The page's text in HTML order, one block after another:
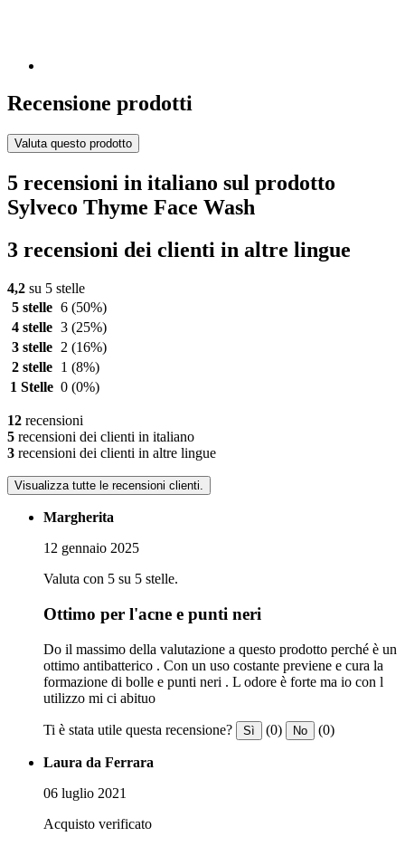
Recensione prodotti
Valuta questo prodotto
5 recensioni in italiano sul prodotto
Sylveco Thyme Face Wash
3 recensioni dei clienti in altre lingue
4,2 su 5 stelle
5 stelle 6 (50%)
4 stelle 3 (25%)
3 stelle
2 (16%)
2 stelle
1 (8%)
1 Stelle 0 (0%)
12 recensioni
5 recensioni dei clienti in italiano
3 recensioni dei clienti in altre lingue
Visualizza tutte le recensioni clienti.
Margherita
12 gennaio 2025
Valuta con 5 su 5 stelle.
Ottimo per l'acne e punti neri
Do il massimo della valutazione a questo prodotto perché è un
ottimo antibatterico . Con un uso costante previene e cura la
formazione di bolle e punti neri . L odore è forte ma io con l
utilizzo mi ci abituo
Ti è stata utile questa recensione? Sì (0) No (0)
Laura da Ferrara
06 luglio 2021
Acquisto verificato